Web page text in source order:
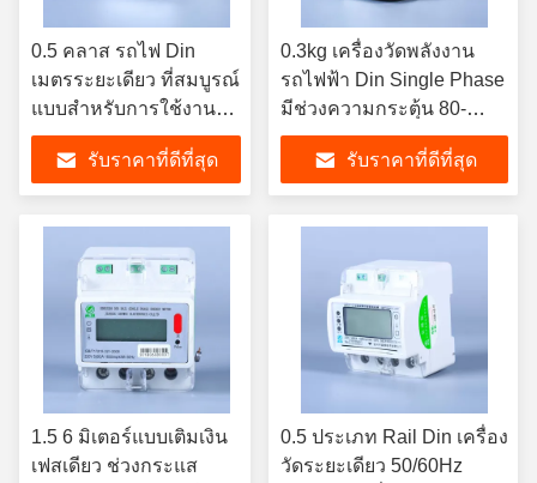
0.5 คลาส รถไฟ Din
เมตรระยะเดียว ที่สมบูรณ์
แบบสําหรับการใช้งาน
อุตสาหกรรม -40C-70C
รับราคาที่ดีที่สุด
0.3kg เครื่องวัดพลังงาน
รถไฟฟ้า Din Single Phase
มีช่วงความกระตุ้น 80-
260VAC และเก็บข้อมูล
รับราคาที่ดีที่สุด
1.5 6 มิเตอร์แบบเติมเงิน
เฟสเดียว ช่วงกระแส
0.5 ประเภท Rail Din เครื่อง
วัดระยะเดียว 50/60Hz